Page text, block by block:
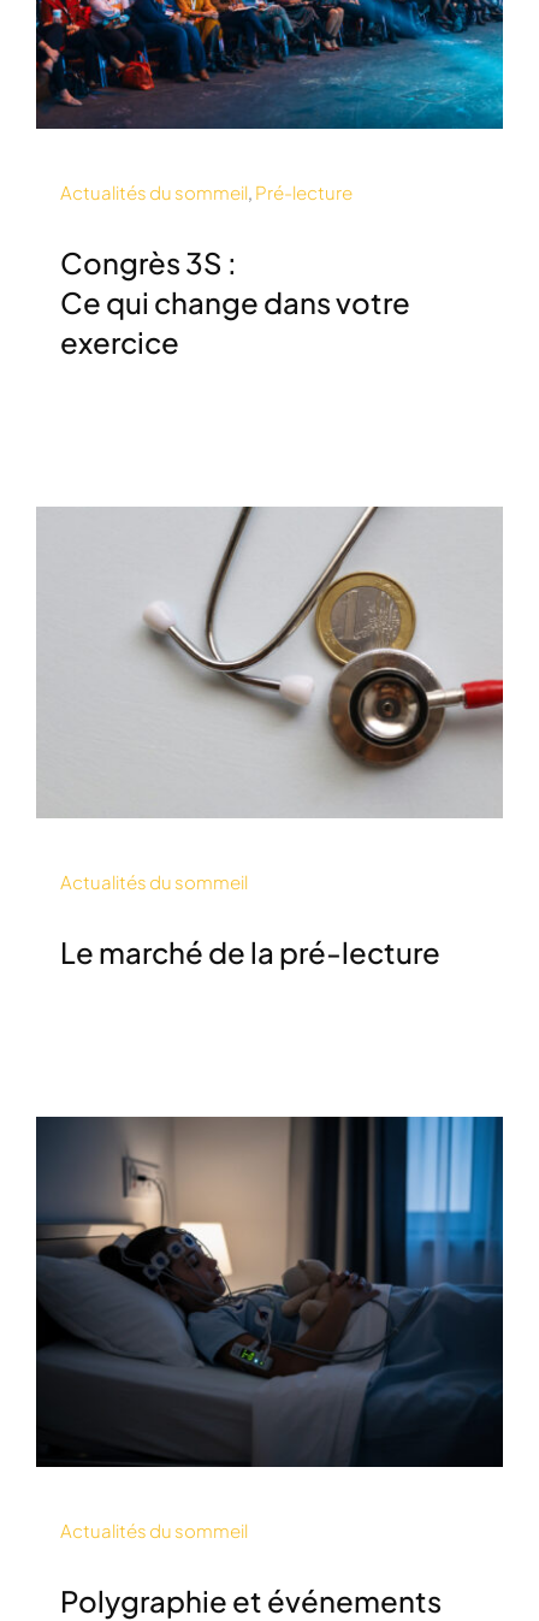
Actualités du sommeil, Pré-lecture
Congrès 3S :
Ce qui change dans votre
exercice
Actualités du sommeil
Le marché de la pré-lecture
Actualités du sommeil
Polygraphie et événements